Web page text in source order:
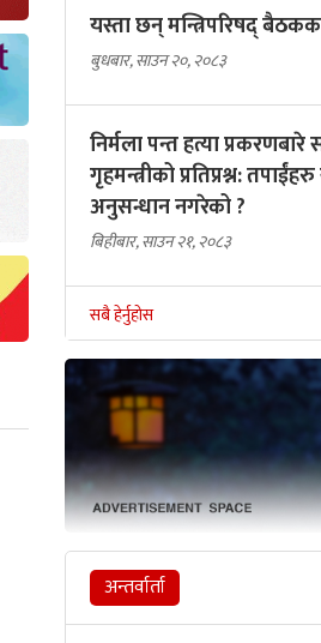
यस्ता छन् मन्त्रिपरिषद्
बुधबार, साउन २०, २०८३
निर्मला पन्त हत्या
गृहमन्त्रीको प्रतिप्रश्न:
अनुसन्धान नगरेको ?
बिहीबार, साउन २१, २०८३
सबै हेर्नुहोस
अन्तर्वार्ता